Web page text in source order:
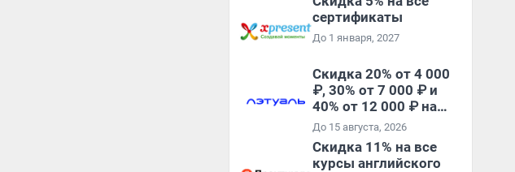
сертификаты
До 1 января, 2027
Скидка 20% от 4 000
₽, 30% от 7 000 ₽ и
40% от 12 000 ₽ на
первый и все
повторные заказы по
промокоду ТРЕНД
До 15 августа, 2026
Скидка 11% на все
курсы английского